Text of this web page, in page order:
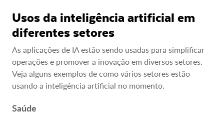
Usos da inteligência artificial em
diferentes setores
As aplicações de IA estão sendo usadas para simplificar
operações e promover a inovação em diversos setores.
Veja alguns exemplos de como vários setores estão
usando a inteligência artificial no momento.
Saúde